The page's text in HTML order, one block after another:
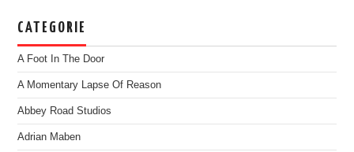
CATEGORIE
A Foot In The Door
A Momentary Lapse Of Reason
Abbey Road Studios
Adrian Maben